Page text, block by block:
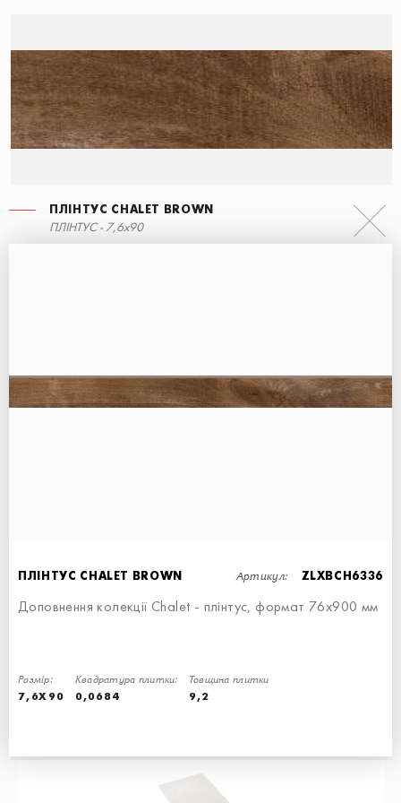
ПЛІНТУС CHALET BROWN
ПЛІНТУС - 7,6x90
ПЛІНТУС CHALET BROWN Артикул: ZLXBCH6336
Доповнення колекції Chalet - плінтус, формат 76х900 мм
Розмір:
7,6X90
Квадратура плитки:
0,0684
Товщина плитки
9,2
СХОДИНКА ПРЯМА
СХОДИНКА - 15x34,5
СХОДИНКА КУТОВА ЛІВА
15x34,5
СХОДИНКА КУТОВА ПРАВА
90x34,5
ПЛІНТУС CHALET BROWN
7,6x90